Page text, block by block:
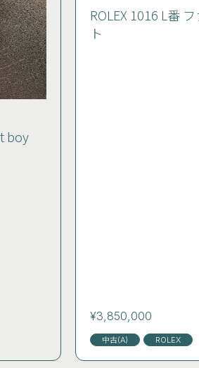
boy
ROLEX 1016 L番
ト
¥3,850,000
中古(A) ROLEX